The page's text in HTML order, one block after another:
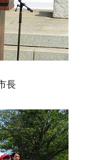
長